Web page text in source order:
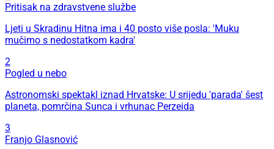
Pritisak na zdravstvene službe
Ljeti u Skradinu Hitna ima i 40 posto više posla: 'Muku
mučimo s nedostatkom kadra'
2
Pogled u nebo
Astronomski spektakl iznad Hrvatske: U srijedu 'parada' šest
planeta, pomrčina Sunca i vrhunac Perzeida
3
Franjo Glasnović